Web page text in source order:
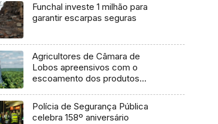
Funchal investe 1 milhão para
garantir escarpas seguras
Agricultores de Câmara de
Lobos apreensivos com o
escoamento dos produtos
Polícia de Segurança Pública
celebra 158º aniversário